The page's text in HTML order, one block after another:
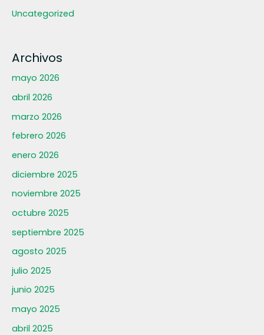
Uncategorized
Archivos
mayo 2026
abril 2026
marzo 2026
febrero 2026
enero 2026
diciembre 2025
noviembre 2025
octubre 2025
septiembre 2025
agosto 2025
julio 2025
junio 2025
mayo 2025
abril 2025